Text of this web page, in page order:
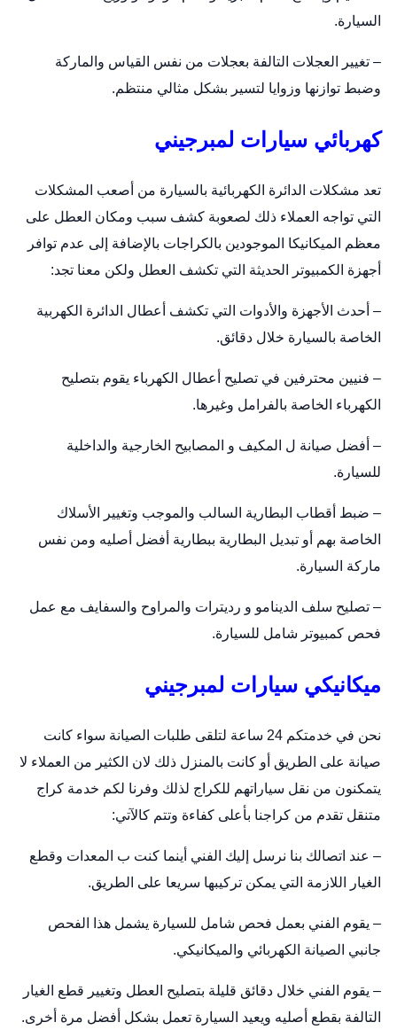
السيارة.
– تغيير العجلات التالفة بعجلات من نفس القياس والماركة
وضبط توازنها وزوايا لتسير بشكل مثالي منتظم.
كهربائي سيارات لمبرجيني
تعد مشكلات الدائرة الكهربائية بالسيارة من أصعب المشكلات
التي تواجه العملاء ذلك لصعوبة كشف سبب ومكان العطل على
معظم الميكانيكا الموجودين بالكراجات بالإضافة إلى عدم توافر
أجهزة الكمبيوتر الحديثة التي تكشف العطل ولكن معنا تجد:
– أحدث الأجهزة والأدوات التي تكشف أعطال الدائرة الكهربية
الخاصة بالسيارة خلال دقائق.
– فنيين محترفين في تصليح أعطال الكهرباء يقوم بتصليح
الكهرباء الخاصة بالفرامل وغيرها.
– أفضل صيانة ل المكيف و المصابيح الخارجية والداخلية
للسيارة.
– ضبط أقطاب البطارية السالب والموجب وتغيير الأسلاك
الخاصة بهم أو تبديل البطارية ببطارية أفضل أصليه ومن نفس
ماركة السيارة.
– تصليح سلف الدينامو و رديترات والمراوح والسفايف مع عمل
فحص كمبيوتر شامل للسيارة.
ميكانيكي سيارات لمبرجيني
نحن في خدمتكم 24 ساعة لتلقى طلبات الصيانة سواء كانت
صيانة على الطريق أو كانت بالمنزل ذلك لان الكثير من العملاء لا
يتمكنون من نقل سياراتهم للكراج لذلك وفرنا لكم خدمة كراج
متنقل تقدم من كراجنا بأعلى كفاءة وتتم كالآتي:
– عند اتصالك بنا نرسل إليك الفني أينما كنت ب المعدات وقطع
الغيار اللازمة التي يمكن تركيبها سريعا على الطريق.
– يقوم الفني بعمل فحص شامل للسيارة يشمل هذا الفحص
جانبي الصيانة الكهربائي والميكانيكي.
– يقوم الفني خلال دقائق قليلة بتصليح العطل وتغيير قطع الغيار
التالفة بقطع أصليه ويعيد السيارة تعمل بشكل أفضل مرة أخرى.